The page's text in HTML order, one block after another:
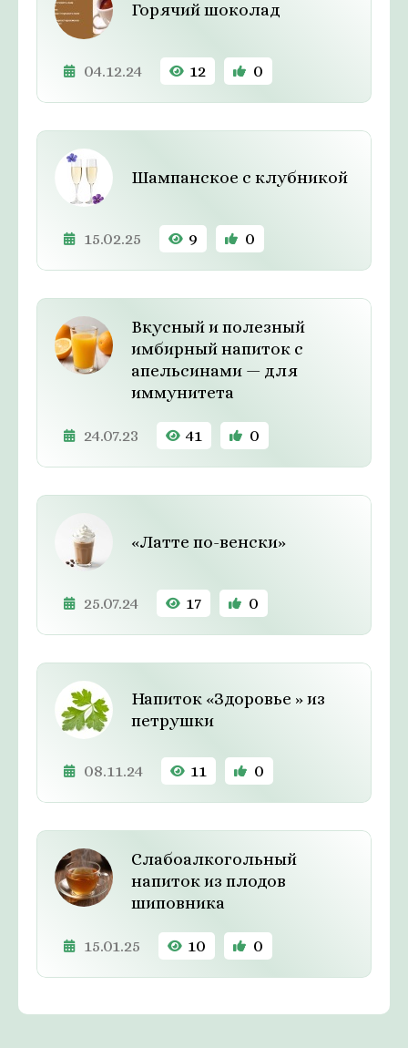
Горячий шоколад
04.12.24 12 0
Шампанское с клубникой
15.02.25 9 0
Вкусный и полезный
имбирный напиток с
апельсинами — для
иммунитета
24.07.23 41 0
«Латте по-венски»
25.07.24 17 0
Напиток «Здоровье » из
петрушки
08.11.24 11 0
Слабоалкогольный
напиток из плодов
шиповника
15.01.25 10 0